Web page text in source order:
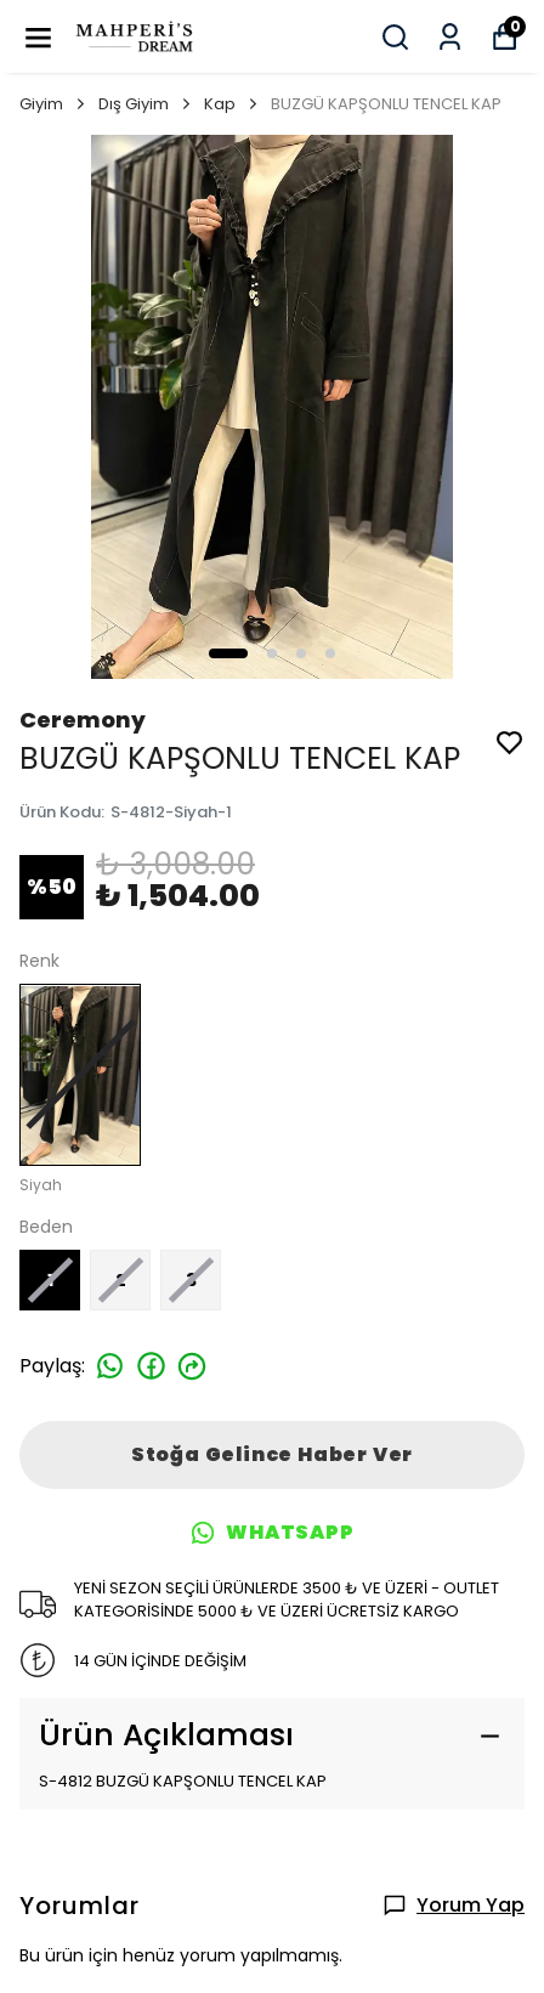
0
Giyim Dış Giyim Kap BUZGÜ KAPŞONLU TENCEL KAP
Ceremony
BUZGÜ KAPŞONLU TENCEL KAP
Ürün Kodu: S-4812-Siyah-1
%50
₺ 3,008.00
₺ 1,504.00
Renk
Siyah
Beden
1 2 3
Paylaş:
Stoğa Gelince Haber Ver
WHATSAPP
YENİ SEZON SEÇİLİ ÜRÜNLERDE 3500 ₺ VE ÜZERİ - OUTLET
KATEGORİSİNDE 5000 ₺ VE ÜZERİ ÜCRETSİZ KARGO
14 GÜN İÇİNDE DEĞİŞİM
Ürün Açıklaması
S-4812 BUZGÜ KAPŞONLU TENCEL KAP
Yorumlar Yorum Yap
Bu ürün için henüz yorum yapılmamış.